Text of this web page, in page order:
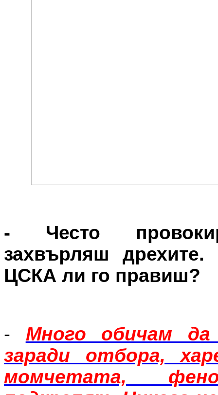
- Често
захвърляш
ЦСКА ли го правиш?
- Много обичам
заради отбора,
момчетата,